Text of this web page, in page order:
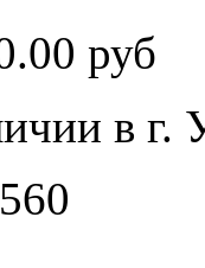
руб
в г.